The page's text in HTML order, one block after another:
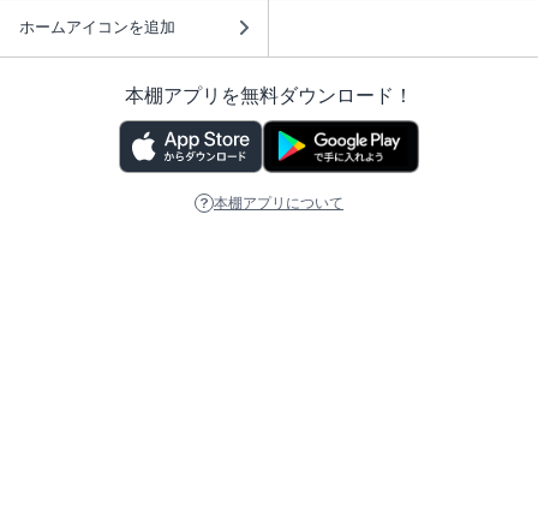
ホームアイコンを追加
本棚アプリを無料ダウンロード！
本棚アプリについて